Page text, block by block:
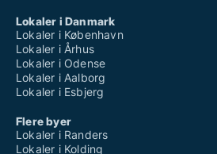
Lokaler i Danmark
Lokaler i København
Lokaler i Århus
Lokaler i Odense
Lokaler i Aalborg
Lokaler i Esbjerg
Flere byer
Lokaler i Randers
Lokaler i Kolding